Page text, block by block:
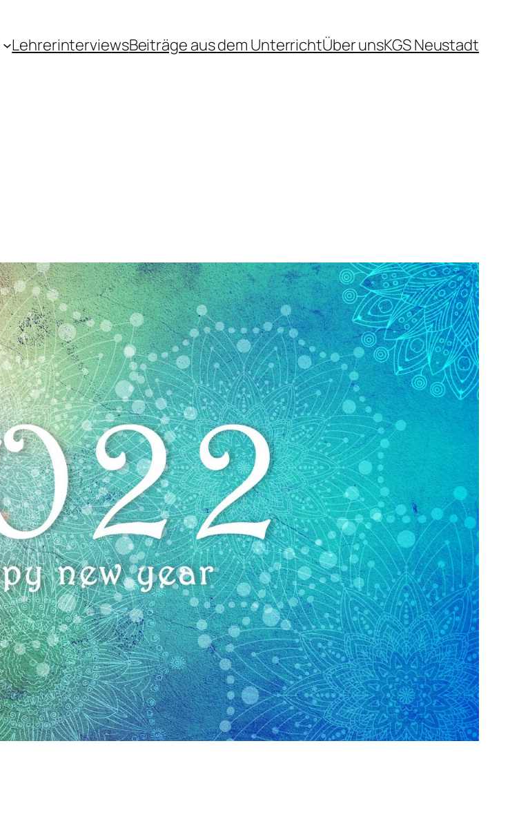
LehrerinterviewsBeiträge aus dem UnterrichtÜber unsKGS Neustadt